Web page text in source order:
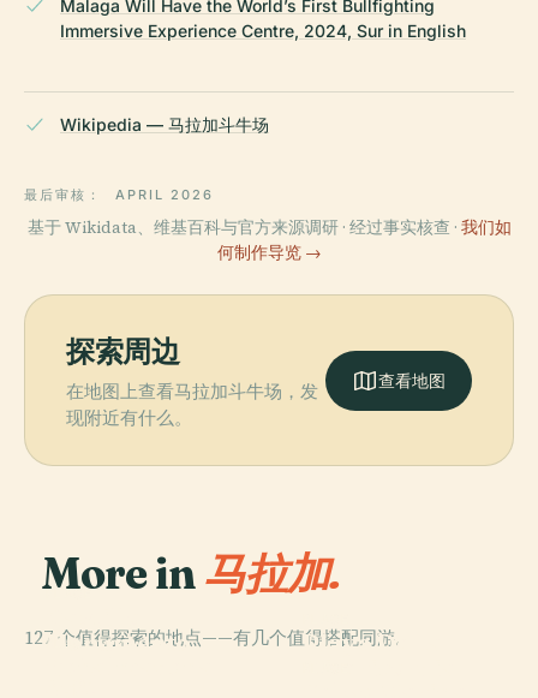
Malaga Will Have the World’s First Bullfighting
Immersive Experience Centre, 2024, Sur in English
Wikipedia — 马拉加斗牛场
最后审核： APRIL 2026
基于 Wikidata、维基百科与官方来源调研 · 经过事实核查 · 我们如
何制作导览 →
探索周边
在地图上查看马拉加斗牛场，发
现附近有什么。
查看地图
More in马拉加.
127 个值得探索的地点——有几个值得搭配同游。
Monumento
Playa De La
PLACE